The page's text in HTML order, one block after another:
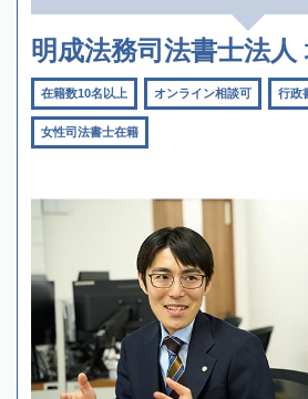
明成法務司法書士法人
在籍数10名以上 オンライン相談可 行政
女性司法書士在籍